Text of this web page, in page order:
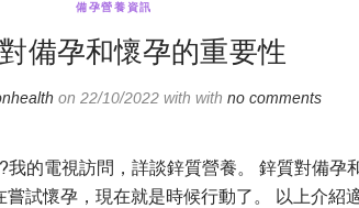
備孕營養資訊
備孕和懷孕的重要性
on 22/10/2022 with with no comments
的電視訪問，詳談鋅質營養。 鋅質對備
試懷孕，現在就是時候行動了。 以上介